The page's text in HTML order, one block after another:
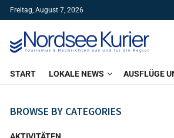
Freitag, August 7, 2026
START LOKALE NEWS AUSFLÜGE
BROWSE BY CATEGORIES